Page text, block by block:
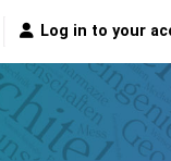
Log in to your